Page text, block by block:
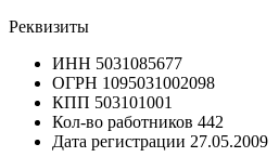
Реквизиты
ИНН 5031085677
ОГРН 1095031002098
КПП 503101001
Кол-во работников 442
Дата регистрации 27.05.2009